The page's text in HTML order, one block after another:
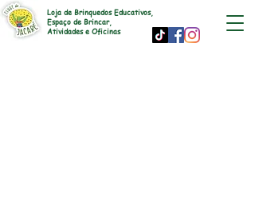
Loja de Brinquedos Educativos,
Espaço de Brincar,
Atividades e Oficinas